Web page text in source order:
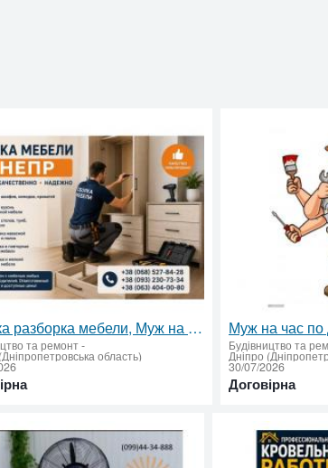
Сборка разборка мебели, Муж на час, мастер на час
та ремонт-
область)
Будівництво та
Дніпро
30/07/2026
Договірна